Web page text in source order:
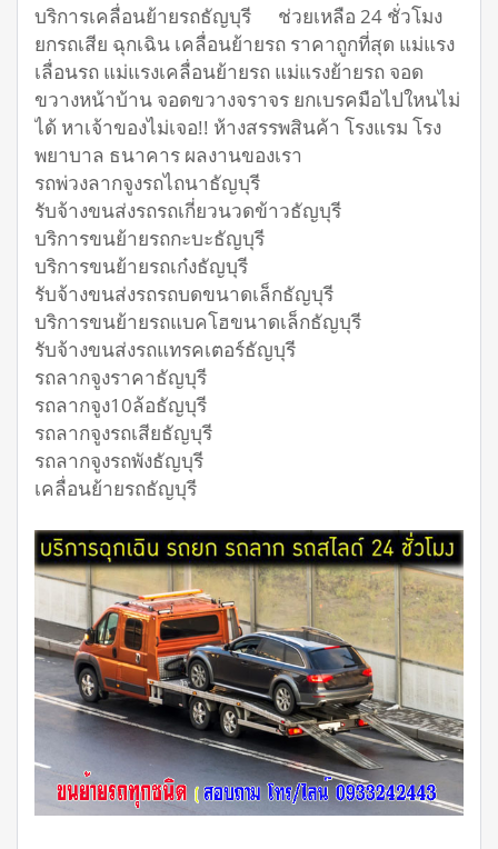
บริการเคลื่อนย้ายรถธัญบุรี ช่วยเหลือ 24 ชั่วโมง
ยกรถเสีย ฉุกเฉิน เคลื่อนย้ายรถ ราคาถูกที่สุด แม่แรง
เลื่อนรถ แม่แรงเคลื่อนย้ายรถ แม่แรงย้ายรถ จอด
ขวางหน้าบ้าน จอดขวางจราจร ยกเบรคมือไปใหนไม่
ได้ หาเจ้าของไม่เจอ!! ห้างสรรพสินค้า โรงแรม โรง
พยาบาล ธนาคาร ผลงานของเรา
รถพ่วงลากจูงรถไถนาธัญบุรี
รับจ้างขนส่งรถรถเกี่ยวนวดข้าวธัญบุรี
บริการขนย้ายรถกะบะธัญบุรี
บริการขนย้ายรถเก๋งธัญบุรี
รับจ้างขนส่งรถรถบดขนาดเล็กธัญบุรี
บริการขนย้ายรถแบคโฮขนาดเล็กธัญบุรี
รับจ้างขนส่งรถแทรคเตอร์ธัญบุรี
รถลากจูงราคาธัญบุรี
รถลากจูง10ล้อธัญบุรี
รถลากจูงรถเสียธัญบุรี
รถลากจูงรถพังธัญบุรี
เคลื่อนย้ายรถธัญบุรี